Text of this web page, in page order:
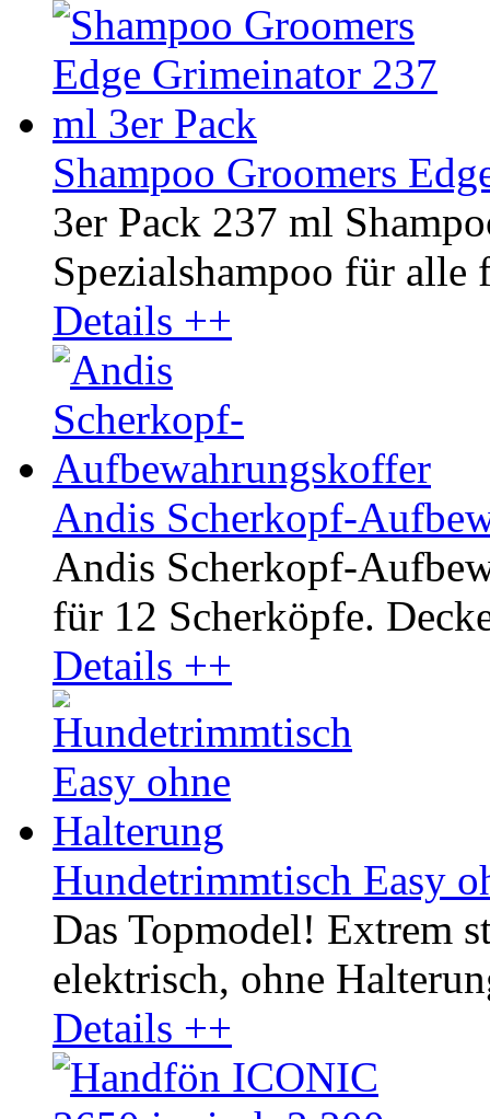
Shampoo Groomers
3er Pack 237 ml
Spezialshampoo für alle
Details ++
Andis Scherkopf-
Andis Scherkopf-
für 12 Scherköpfe.
Details ++
Hundetrimmtisch Easy
Das Topmodel! Extrem
elektrisch, ohne
Details ++